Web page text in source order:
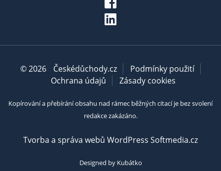
© 2026 Českédůchody.cz
Podmínky použití
Ochrana údajů
Zásady cookies
Kopírování a přebírání obsahu nad rámec běžných citací je bez svolení
redakce zakázáno.
Tvorba a správa webů WordPress Softmedia.cz
Designed by Kubátko